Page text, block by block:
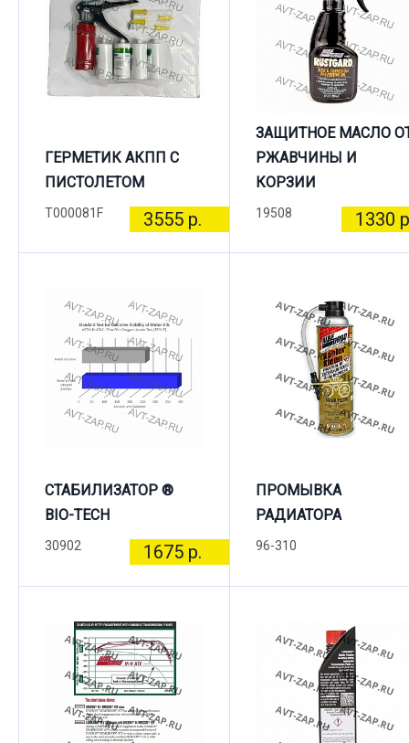
ГЕРМЕТИК АКПП С
ПИСТОЛЕТОМ
T000081F 3555 р.
ЗАЩИТНОЕ МАСЛО
РЖАВЧИНЫ И
КОРЗИИ
19508 1330
СТАБИЛИЗАТОР ®
BIO-TECH
30902 1675 р.
ПРОМЫВКА
РАДИАТОРА
96-310